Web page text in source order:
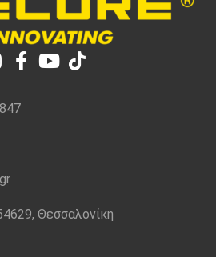
Θεσσαλονίκη